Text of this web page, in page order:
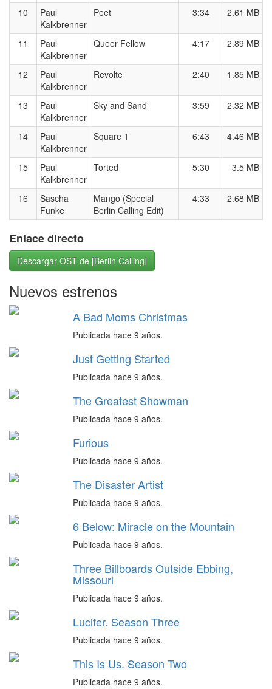
10
Paul
Kalkbrenner
Peet 3:34 2.61 MB
11
Paul
Kalkbrenner
Queer Fellow 4:17 2.89 MB
12
Paul
Kalkbrenner
Revolte 2:40 1.85 MB
13
Paul
Kalkbrenner
Sky and Sand 3:59 2.32 MB
14
Paul
Kalkbrenner
Square 1 6:43 4.46 MB
15
Paul
Kalkbrenner
Torted 5:30 3.5 MB
16
Sascha
Funke
Mango (Special
Berlin Calling Edit)
4:33 2.68 MB
Enlace directo
Descargar OST de [Berlin Calling]
Nuevos estrenos
A Bad Moms Christmas
Publicada hace 9 años.
Just Getting Started
Publicada hace 9 años.
The Greatest Showman
Publicada hace 9 años.
Furious
Publicada hace 9 años.
The Disaster Artist
Publicada hace 9 años.
6 Below: Miracle on the Mountain
Publicada hace 9 años.
Three Billboards Outside Ebbing,
Missouri
Publicada hace 9 años.
Lucifer. Season Three
Publicada hace 9 años.
This Is Us. Season Two
Publicada hace 9 años.